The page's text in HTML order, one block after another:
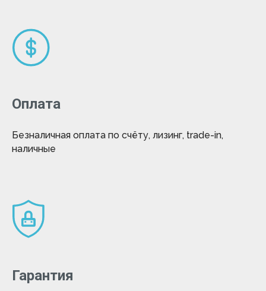
Оплата
Безналичная оплата по счёту, лизинг, trade-in,
наличные
Гарантия